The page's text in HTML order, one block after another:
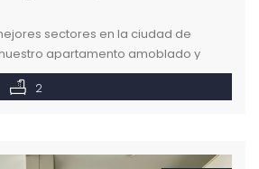
sectores en la ciudad de
apartamento amoblado y
que puedes encontrar en como en
2